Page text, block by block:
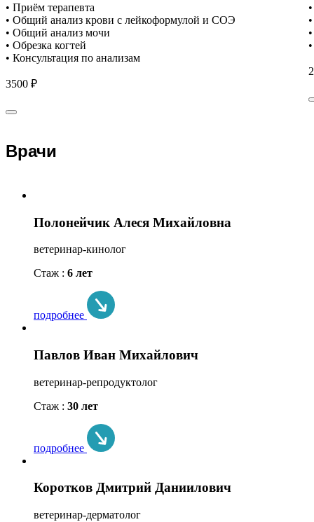
• Приём терапевта
• Общий анализ крови с лейкоформулой и СОЭ
• Общий анализ мочи
• Обрезка когтей
• Консультация по анализам
3500 ₽
Врачи
Полонейчик Алеся Михайловна
ветеринар-кинолог
Стаж : 6 лет
подробнее
Павлов Иван Михайлович
ветеринар-репродуктолог
Стаж : 30 лет
подробнее
Коротков Дмитрий Даниилович
ветеринар-дерматолог